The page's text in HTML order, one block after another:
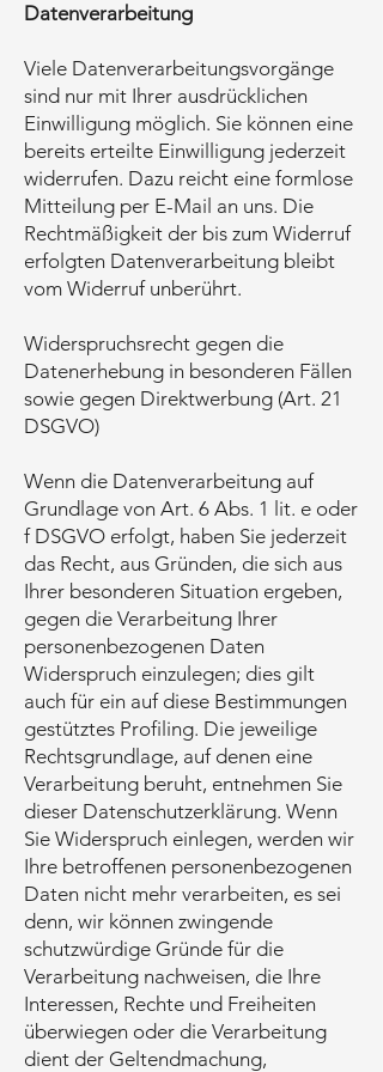
Datenverarbeitung
Viele Datenverarbeitungsvorgänge
sind nur mit Ihrer ausdrücklichen
Einwilligung möglich. Sie können eine
bereits erteilte Einwilligung jederzeit
widerrufen. Dazu reicht eine formlose
Mitteilung per E-Mail an uns. Die
Rechtmäßigkeit der bis zum Widerruf
erfolgten Datenverarbeitung bleibt
vom Widerruf unberührt.
Widerspruchsrecht gegen die
Datenerhebung in besonderen Fällen
sowie gegen Direktwerbung (Art. 21
DSGVO)
Wenn die Datenverarbeitung auf
Grundlage von Art. 6 Abs. 1 lit. e oder
f DSGVO erfolgt, haben Sie jederzeit
das Recht, aus Gründen, die sich aus
Ihrer besonderen Situation ergeben,
gegen die Verarbeitung Ihrer
personenbezogenen Daten
Widerspruch einzulegen; dies gilt
auch für ein auf diese Bestimmungen
gestütztes Profiling. Die jeweilige
Rechtsgrundlage, auf denen eine
Verarbeitung beruht, entnehmen Sie
dieser Datenschutzerklärung. Wenn
Sie Widerspruch einlegen, werden wir
Ihre betroffenen personenbezogenen
Daten nicht mehr verarbeiten, es sei
denn, wir können zwingende
schutzwürdige Gründe für die
Verarbeitung nachweisen, die Ihre
Interessen, Rechte und Freiheiten
überwiegen oder die Verarbeitung
dient der Geltendmachung,